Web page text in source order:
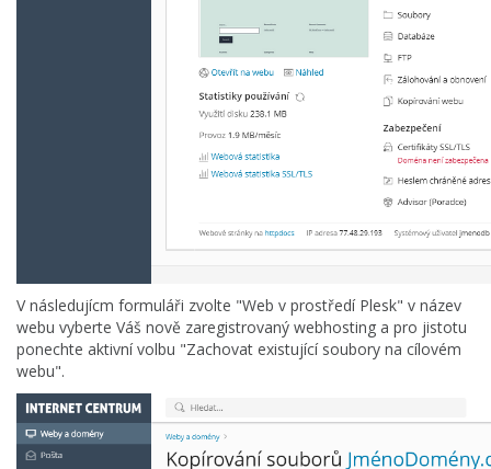
V následujícm formuláři zvolte "Web v prostředí Plesk" v název
webu vyberte Váš nově zaregistrovaný webhosting a pro jistotu
ponechte aktivní volbu "Zachovat existující soubory na cílovém
webu".